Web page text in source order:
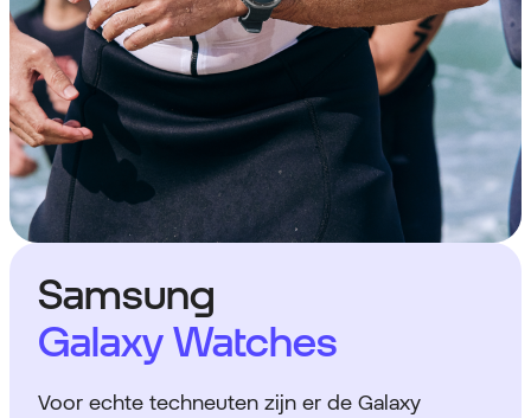
Samsung
Galaxy Watches
Voor echte techneuten zijn er de Galaxy